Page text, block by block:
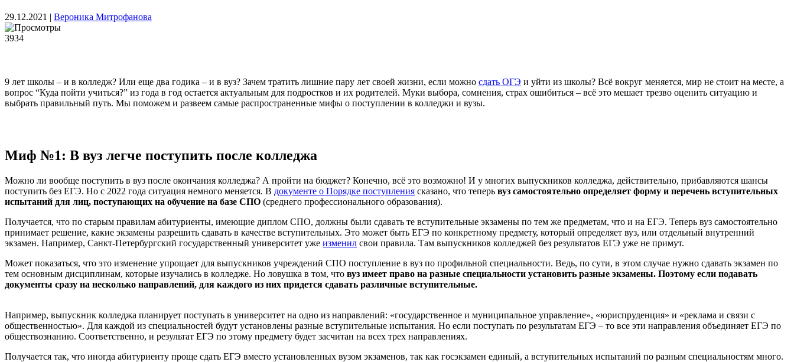
29.12.2021 | Вероника Митрофанова
3934
9 лет школы – и в колледж? Или еще два годика – и в вуз? Зачем тратить лишние пару лет своей жизни, если можно сдать ОГЭ и уйти из школы? Всё вокруг меняется, мир не стоит на месте, а
вопрос “Куда пойти учиться?” из года в год остается актуальным для подростков и их родителей. Муки выбора, сомнения, страх ошибиться – всё это мешает трезво оценить ситуацию и
выбрать правильный путь. Мы поможем и развеем самые распространенные мифы о поступлении в колледжи и вузы.
Миф №1: В вуз легче поступить после колледжа
Можно ли вообще поступить в вуз после окончания колледжа? А пройти на бюджет? Конечно, всё это возможно! И у многих выпускников колледжа, действительно, прибавляются шансы
поступить без ЕГЭ. Но с 2022 года ситуация немного меняется. В документе о Порядке поступления сказано, что теперь вуз самостоятельно определяет форму и перечень вступительных
испытаний для лиц, поступающих на обучение на базе СПО (среднего профессионального образования).
Получается, что по старым правилам абитуриенты, имеющие диплом СПО, должны были сдавать те вступительные экзамены по тем же предметам, что и на ЕГЭ. Теперь вуз самостоятельно
принимает решение, какие экзамены разрешить сдавать в качестве вступительных. Это может быть ЕГЭ по конкретному предмету, который определяет вуз, или отдельный внутренний
экзамен. Например, Санкт-Петербургский государственный университет уже изменил свои правила. Там выпускников колледжей без результатов ЕГЭ уже не примут.
Может показаться, что это изменение упрощает для выпускников учреждений СПО поступление в вуз по профильной специальности. Ведь, по сути, в этом случае нужно сдавать экзамен по
тем основным дисциплинам, которые изучались в колледже. Но ловушка в том, что вуз имеет право на разные специальности установить разные экзамены. Поэтому если подавать
документы сразу на несколько направлений, для каждого из них придется сдавать различные вступительные.
Например, выпускник колледжа планирует поступать в университет на одно из направлений: «государственное и муниципальное управление», «юриспруденция» и «реклама и связи с
общественностью». Для каждой из специальностей будут установлены разные вступительные испытания. Но если поступать по результатам ЕГЭ – то все эти направления объединяет ЕГЭ по
обществознанию. Соответственно, и результат ЕГЭ по этому предмету будет засчитан на всех трех направлениях.
Получается так, что иногда абитуриенту проще сдать ЕГЭ вместо установленных вузом экзаменов, так как госэкзамен единый, а вступительных испытаний по разным специальностям много.